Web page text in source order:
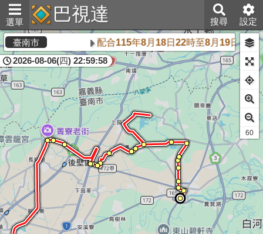
選單 巴視達 搜尋 設定
臺南市 配合115年8月18日22時至8月19日24時
2026-08-06(四) 22:59:58
59